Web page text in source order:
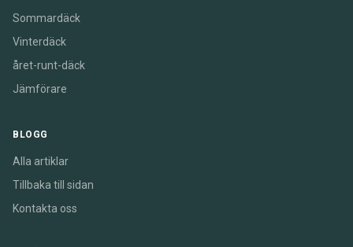
Sommardäck
Vinterdäck
året-runt-däck
Jämförare
BLOGG
Alla artiklar
Tillbaka till sidan
Kontakta oss